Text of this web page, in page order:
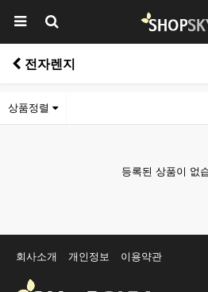
전자렌지
상품정렬
등록된 상품이 없
회사소개 개인정보 이용약관